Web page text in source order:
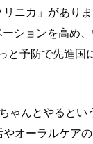
ニカ」があり
ションを高め
予防で先進国
ゃんとやるとい
オーラルケア